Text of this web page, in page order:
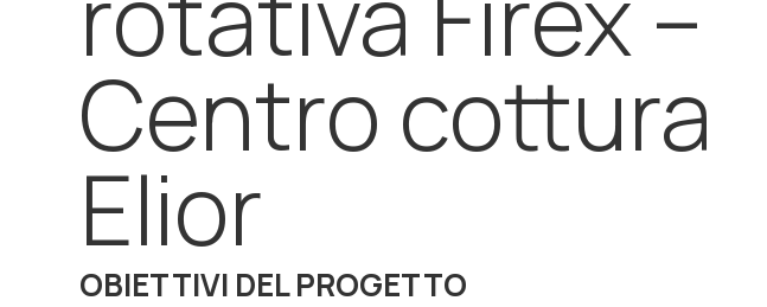
Centro cottura
Elior
OBIETTIVI DEL PROGETTO